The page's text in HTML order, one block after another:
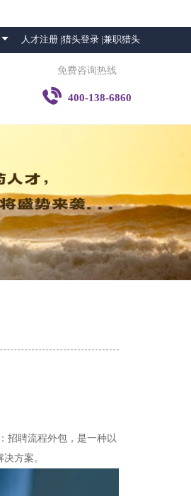
 人才注册 |猎头登录 |兼职猎头
免费咨询热线
 400-138-6860
招聘流程外包，是一种以
方案。